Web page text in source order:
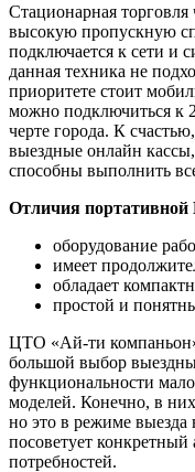
Стационарная торговля
высокую пропускную
подключается к сети и
данная техника не
приоритете стоит
можно подключиться к
черте города. К
выездные онлайн
способны выполнить
Отличия
оборудование
имеет
обладает
простой и
ЦТО «Ай-ти
большой выбор
функциональности
моделей. Конечно, в
но это в режиме
посоветует
потребностей.